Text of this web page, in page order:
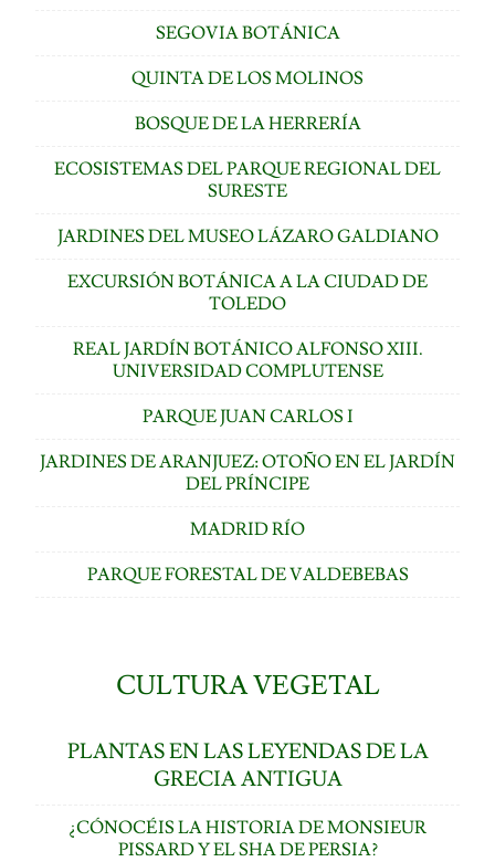
SEGOVIA BOTÁNICA
QUINTA DE LOS MOLINOS
BOSQUE DE LA HERRERÍA
ECOSISTEMAS DEL PARQUE REGIONAL DEL
SURESTE
JARDINES DEL MUSEO LÁZARO GALDIANO
EXCURSIÓN BOTÁNICA A LA CIUDAD DE
TOLEDO
REAL JARDÍN BOTÁNICO ALFONSO XIII.
UNIVERSIDAD COMPLUTENSE
PARQUE JUAN CARLOS I
JARDINES DE ARANJUEZ: OTOÑO EN EL JARDÍN
DEL PRÍNCIPE
MADRID RÍO
PARQUE FORESTAL DE VALDEBEBAS
CULTURA VEGETAL
PLANTAS EN LAS LEYENDAS DE LA
GRECIA ANTIGUA
¿CÓNOCÉIS LA HISTORIA DE MONSIEUR
PISSARD Y EL SHA DE PERSIA?